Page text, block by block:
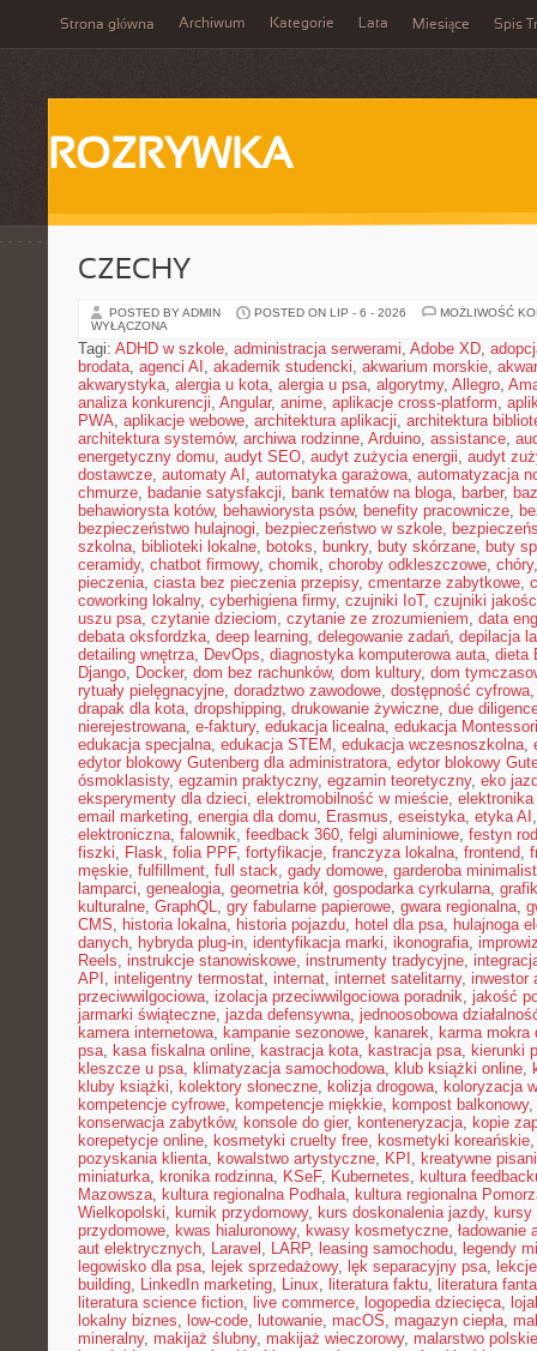
Strona główna Archiwum Kategorie Lata Miesiące Spis
ROZRYWKA
CZECHY
POSTED BY ADMIN POSTED ON LIP - 6 - 2026
MOŻLIWOŚĆ
WYŁĄCZONA
Tagi: ADHD w szkole, administracja serwerami, Adobe XD,
brodata, agenci AI , akademik studencki, akwarium morskie,
akwarystyka, alergia u kota, alergia u psa, algorytmy, Allegro,
analiza konkurencji, Angular, anime, aplikacje cross-platform,
PWA, aplikacje webowe, architektura aplikacji, architektura
architektura systemów, archiwa rodzinne, Arduino, assistance,
energetyczny domu, audyt SEO, audyt zużycia energii, audyt
dostawcze, automaty AI , automatyka garażowa, automatyzacja
chmurze, badanie satysfakcji, bank tematów na bloga, barber,
behawiorysta kotów, behawiorysta psów, benefity pracownicze,
bezpieczeństwo hulajnogi, bezpieczeństwo w szkole,
szkolna, biblioteki lokalne, botoks, bunkry, buty skórzane, buty
ceramidy, chatbot firmowy, chomik, choroby odkleszczowe, chóry
pieczenia, ciasta bez pieczenia przepisy, cmentarze zabytkowe,
coworking lokalny, cyberhigiena firmy, czujniki IoT, czujniki
uszu psa, czytanie dzieciom, czytanie ze zrozumieniem, data
debata oksfordzka, deep learning, delegowanie zadań, depilacja
detailing wnętrza, DevOps, diagnostyka komputerowa auta, dieta
Django, Docker, dom bez rachunków, dom kultury, dom
rytuały pielęgnacyjne, doradztwo zawodowe, dostępność cyfrowa
drapak dla kota, dropshipping, drukowanie żywiczne, due
nierejestrowana, e-faktury, edukacja licealna, edukacja Montessori
edukacja specjalna, edukacja STEM , edukacja wczesnoszkolna,
edytor blokowy Gutenberg dla administratora, edytor blokowy
ósmoklasisty, egzamin praktyczny, egzamin teoretyczny, eko
eksperymenty dla dzieci, elektromobilność w mieście, elektronika
email marketing, energia dla domu, Erasmus, eseistyka, etyka AI
elektroniczna, falownik, feedback 360, felgi aluminiowe, festyn
fiszki, Flask, folia PPF, fortyfikacje, franczyza lokalna, frontend,
męskie, fulfillment, full stack, gady domowe, garderoba
lamparci, genealogia, geometria kół, gospodarka cyrkularna,
kulturalne, GraphQL, gry fabularne papierowe, gwara regionalna,
CMS, historia lokalna, historia pojazdu, hotel dla psa, hulajnoga
danych, hybryda plug-in, identyfikacja marki, ikonografia,
Reels, instrukcje stanowiskowe, instrumenty tradycyjne,
API , inteligentny termostat, internat, internet satelitarny, inwestor
przeciwwilgociowa, izolacja przeciwwilgociowa poradnik, jakość
jarmarki świąteczne, jazda defensywna, jednoosobowa
kamera internetowa, kampanie sezonowe, kanarek, karma mokra
psa, kasa fiskalna online, kastracja kota, kastracja psa, kierunki
kleszcze u psa, klimatyzacja samochodowa, klub książki online,
kluby książki, kolektory słoneczne, kolizja drogowa, koloryzacja
kompetencje cyfrowe, kompetencje miękkie, kompost balkonowy,
konserwacja zabytków, konsole do gier, konteneryzacja, kopie
korepetycje online, kosmetyki cruelty free, kosmetyki koreańskie
pozyskania klienta, kowalstwo artystyczne, KPI , kreatywne
miniaturka, kronika rodzinna, KSeF, Kubernetes, kultura
Mazowsza, kultura regionalna Podhala, kultura regionalna
Wielkopolski, kurnik przydomowy, kurs doskonalenia jazdy, kursy
przydomowe, kwas hialuronowy, kwasy kosmetyczne, ładowanie
aut elektrycznych, Laravel , LARP, leasing samochodu, legendy
legowisko dla psa, lejek sprzedażowy, lęk separacyjny psa,
building, LinkedIn marketing, Linux, literatura faktu, literatura
literatura science fiction, live commerce, logopedia dziecięca,
lokalny biznes, low-code, lutowanie, macOS, magazyn ciepła,
mineralny, makijaż ślubny, makijaż wieczorowy, malarstwo polskie